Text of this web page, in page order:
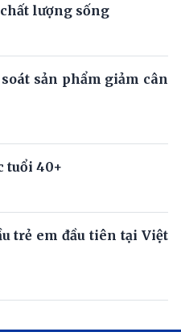
lượng sống
sản phẩm giảm cân
tuổi 40+
trẻ em đầu tiên tại Việt